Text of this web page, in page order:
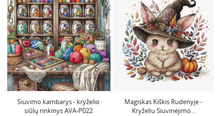
Siuvimo kambarys - kryželio
siūlų rinkinys AVA-P022
Magiskas Kiškis Rudenyje -
Kryželiu Siuvinėjimo...